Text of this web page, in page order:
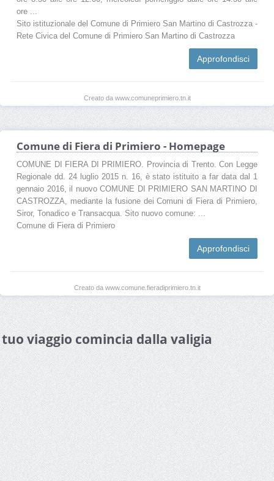
ore ...
Sito istituzionale del Comune di Primiero San Martino di Castrozza -
Rete Civica del Comune di Primiero San Martino di Castrozza
Approfondisci
Creato da www.comuneprimiero.tn.it
Comune di Fiera di Primiero - Homepage
COMUNE DI FIERA DI PRIMIERO. Provincia di Trento. Con Legge
Regionale dd. 24 luglio 2015 n. 16, è stato istituito a far data dal 1
gennaio 2016, il nuovo COMUNE DI PRIMIERO SAN MARTINO DI
CASTROZZA, mediante la fusione dei Comuni di Fiera di Primiero,
Siror, Tonadico e Transacqua. Sito nuovo comune: ...
Comune di Fiera di Primiero
Approfondisci
Creato da www.comune.fieradiprimiero.tn.it
viaggio comincia dalla valigia